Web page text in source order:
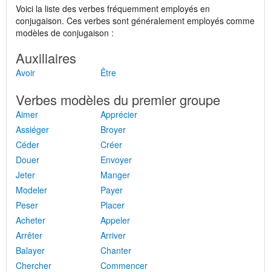
Voici la liste des verbes fréquemment employés en
conjugaison. Ces verbes sont généralement employés comme
modèles de conjugaison :
Auxiliaires
Avoir Être
Verbes modèles du premier groupe
Aimer
Apprécier
Assiéger
Broyer
Céder
Créer
Douer
Envoyer
Jeter
Manger
Modeler
Payer
Peser
Placer
Acheter
Appeler
Arrêter
Arriver
Balayer
Chanter
Chercher
Commencer